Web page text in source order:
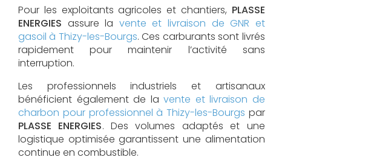
Pour les exploitants agricoles et chantiers, PLASSE
ENERGIES assure la vente et livraison de GNR et
gasoil à Thizy-les-Bourgs. Ces carburants sont livrés
rapidement pour maintenir l’activité sans
interruption.
Les professionnels industriels et artisanaux
bénéficient également de lavente et livraison de
charbon pour professionnel à Thizy-les-Bourgs par
PLASSE ENERGIES. Des volumes adaptés et une
logistique optimisée garantissent une alimentation
continue en combustible.